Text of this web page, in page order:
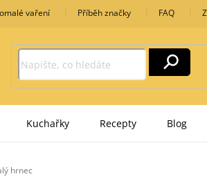
vaření Příběh značky FAQ
Kuchařky Recepty Blog
hrnec